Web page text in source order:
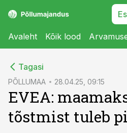
Avaleht Kõik lood
Tagasi
PÕLLUMAA 28.04.25, 09:15
EVEA:
tõstmist tuleb